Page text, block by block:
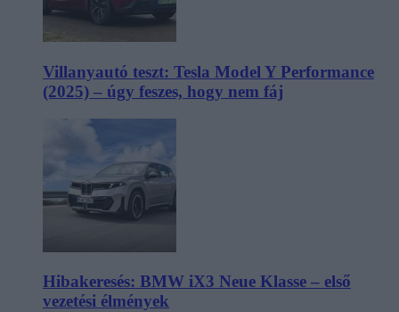
Villanyautó teszt: Tesla Model Y Performance
(2025) – úgy feszes, hogy nem fáj
Hibakeresés: BMW iX3 Neue Klasse – első
vezetési élmények